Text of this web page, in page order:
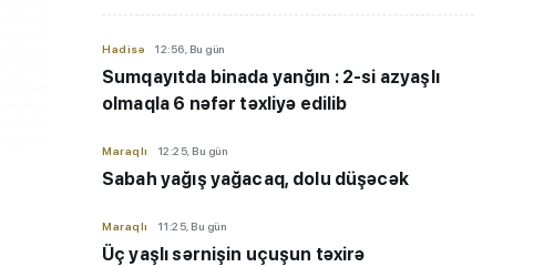
Hadisə 12:56, Bu gün
Sumqayıtda binada yanğın : 2-si azyaşlı
olmaqla 6 nəfər təxliyə edilib
Maraqlı 12:25, Bu gün
Sabah yağış yağacaq, dolu düşəcək
Maraqlı 11:25, Bu gün
Üç yaşlı sərnişin uçuşun təxirə